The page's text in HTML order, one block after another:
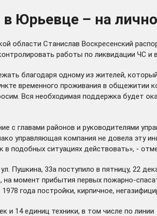
Юрьевце – на
области Станислав Воскресенский
работы по ликвидации ЧС
благодаря одному из жителей,
временного проживания в общежитии
Вся необходимая поддержка будет
с главами районов и руководителями
управляющая компания не довела эту
подобных ситуациях действовать», -
33а поступило в пятницу, 22
момент прибытия первых пожарно-
года постройки, кирпичное,
и 14 единиц техники, в том числе по